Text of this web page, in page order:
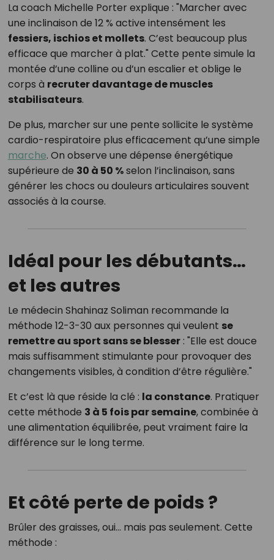
La coach Michelle Porter explique : "Marcher avec
une inclinaison de 12 % active intensément les
fessiers, ischios et mollets. C’est beaucoup plus
efficace que marcher à plat." Cette pente simule la
montée d’une colline ou d’un escalier et oblige le
corps à recruter davantage de muscles
stabilisateurs.
De plus, marcher sur une pente sollicite le système
cardio-respiratoire plus efficacement qu’une simple
marche. On observe une dépense énergétique
supérieure de 30 à 50 %selon l’inclinaison, sans
générer les chocs ou douleurs articulaires souvent
associés à la course.
Idéal pour les débutants…
et les autres
Le médecin Shahinaz Soliman recommande la
méthode 12-3-30 aux personnes qui veulent se
remettre au sport sans se blesser: "Elle est douce
mais suffisamment stimulante pour provoquer des
changements visibles, à condition d’être régulière."
Et c’est là que réside la clé : la constance. Pratiquer
cette méthode 3 à 5 fois par semaine, combinée à
une alimentation équilibrée, peut vraiment faire la
différence sur le long terme.
Et côté perte de poids ?
Brûler des graisses, oui… mais pas seulement. Cette
méthode :